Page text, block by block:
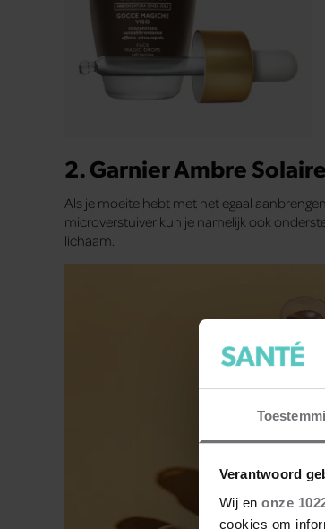
Verantwoord
Wij en onze
cookies om
2. Garnier Ambre
Als je moeite hebt met het egaal
microverstuiver kun je namelijk ook
lichaam.